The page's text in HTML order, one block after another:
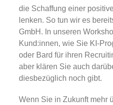
die Schaffung einer
lenken. So tun wir es
GmbH. In unseren
Kund:innen, wie Sie KI-
oder Bard für ihren
aber klären Sie auch
diesbezüglich noch gibt.
Wenn Sie in Zukunft mehr